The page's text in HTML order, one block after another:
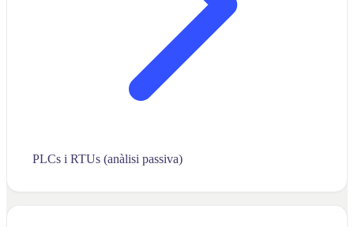
PLCs i RTUs (anàlisi passiva)